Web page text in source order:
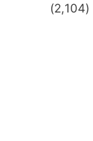
(2,104)